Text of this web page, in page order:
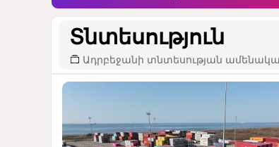
Տնտեսություն
Ադրբեջանի տնտեսության